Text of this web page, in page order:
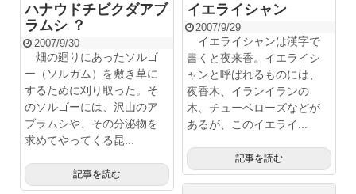
ハナウドチビクダアブ
ラムシ ？
2007/9/30
畑の廻りにあったソルゴ
ー（ソルガム）を敷き草に
するために刈り取った。そ
のソルゴーには、沢山のア
ブラムシや、その分泌物を
求めてやってくる昆...
記事を読む
イエライシャン
2007/9/29
イエライシャンは漢字で
書くと夜来香。イエライシ
ャンと呼ばれるものには、
夜香木、イランイランの
木、チューベローズなどが
あるが、このイエライ...
記事を読む